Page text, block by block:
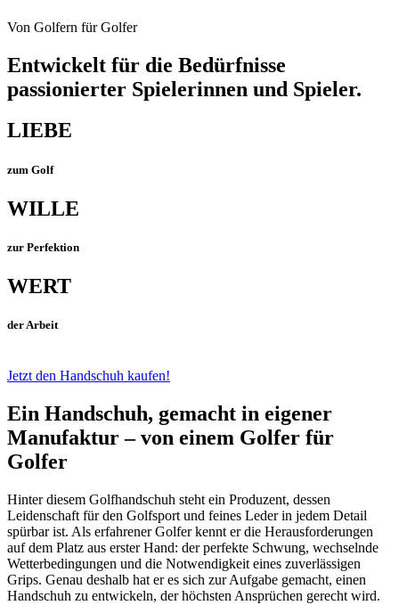
Von Golfern für Golfer
Entwickelt für die Bedürfnisse
passionierter Spielerinnen und Spieler.
LIEBE
zum Golf
WILLE
zur Perfektion
WERT
der Arbeit
Jetzt den Handschuh kaufen!
Ein Handschuh, gemacht in eigener
Manufaktur – von einem Golfer für
Golfer
Hinter diesem Golfhandschuh steht ein Produzent, dessen
Leidenschaft für den Golfsport und feines Leder in jedem Detail
spürbar ist. Als erfahrener Golfer kennt er die Herausforderungen
auf dem Platz aus erster Hand: der perfekte Schwung, wechselnde
Wetterbedingungen und die Notwendigkeit eines zuverlässigen
Grips. Genau deshalb hat er es sich zur Aufgabe gemacht, einen
Handschuh zu entwickeln, der höchsten Ansprüchen gerecht wird.